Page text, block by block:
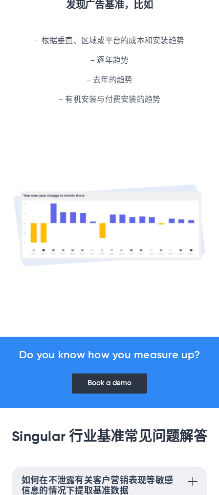
发现广告基准，比如
– 根据垂直、区域或平台的成本和安装趋势
– 逐年趋势
– 去年的趋势
– 有机安装与付费安装的趋势
Do you know how you measure up?
Book a demo
Singular 行业基准常见问题解答
如何在不泄露有关客户营销表现等敏感
信息的情况下提取基准数据